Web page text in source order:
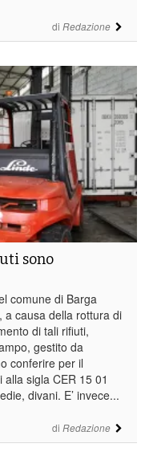
di Redazione
di Redazione
sono
comune di Barga
a causa della rottura di
di tali rifiuti,
gestito da
conferire per il
sigla CER 15 01
divani. E’ invece...